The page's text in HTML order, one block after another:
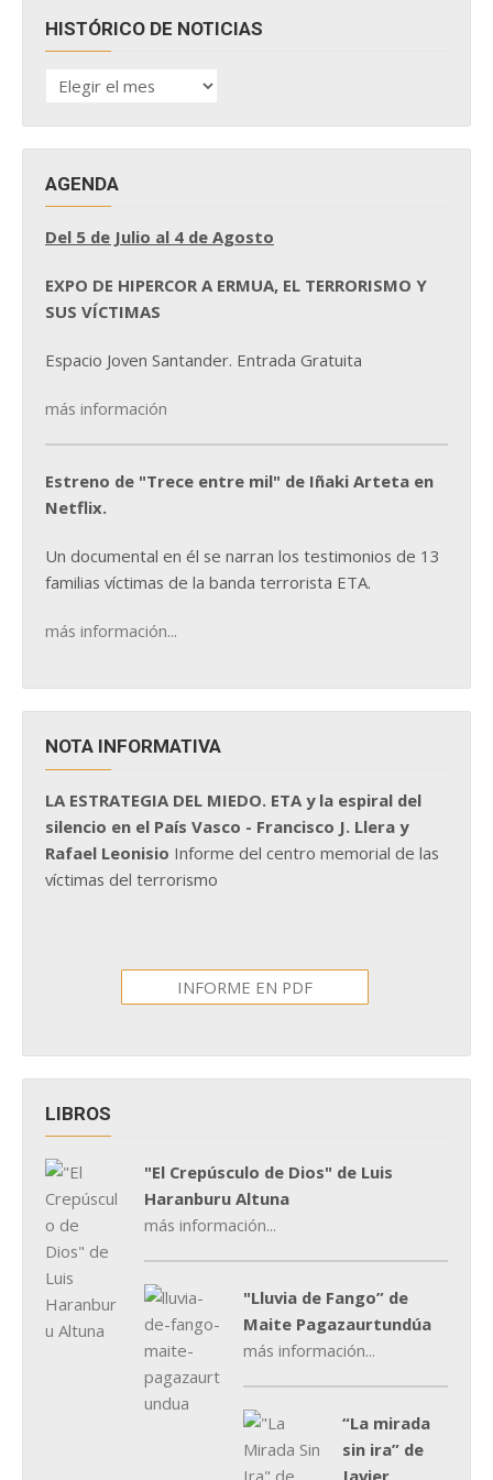
HISTÓRICO DE NOTICIAS
HISTÓRICO
DE
AGENDA
Del 5 de Julio al 4 de Agosto
EXPO DE HIPERCOR A ERMUA, EL TERRORISMO Y
SUS VÍCTIMAS
Espacio Joven Santander. Entrada Gratuita
más información
Estreno de "Trece entre mil" de Iñaki Arteta en
Netflix.
Un documental en él se narran los testimonios de 13
familias víctimas de la banda terrorista ETA.
más información...
NOTA INFORMATIVA
LA ESTRATEGIA DEL MIEDO. ETA y la espiral del
silencio en el País Vasco - Francisco J. Llera y
Rafael Leonisio Informe del centro memorial de las
víctimas del terrorismo
INFORME EN PDF
LIBROS
"El Crepúsculo de Dios" de Luis
Haranburu Altuna
más información...
"Lluvia de Fango” de
Maite Pagazaurtundúa
más información...
“La mirada
sin ira” de